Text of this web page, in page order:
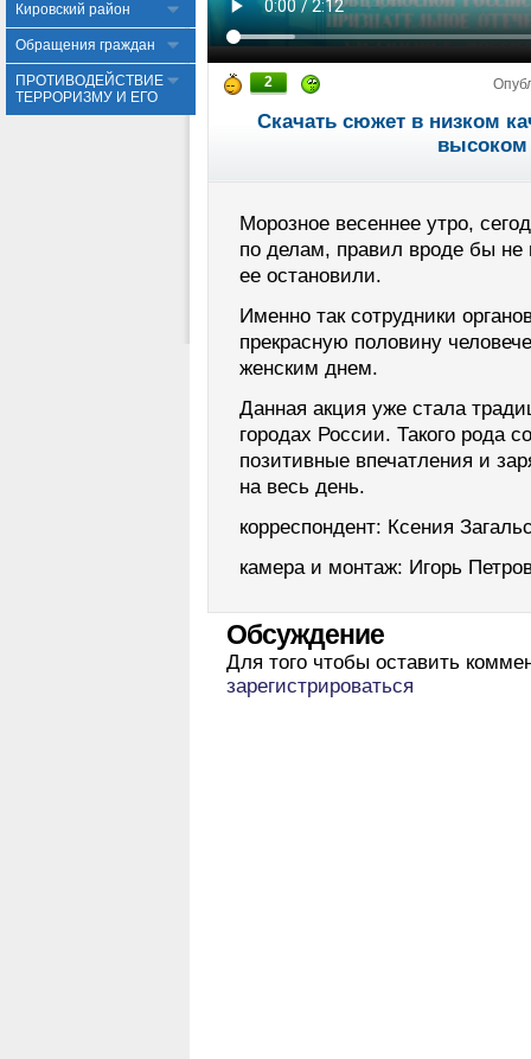
Кировский район
Обращения граждан
ПРОТИВОДЕЙСТВИЕ
ТЕРРОРИЗМУ И ЕГО
2
Скачать сюжет в низком
высоком
Морозное весеннее утро,
по делам, правил вроде бы
ее остановили.
Именно так сотрудники
прекрасную половину
женским днем.
Данная акция уже стала
городах России. Такого рода
позитивные впечатления и
на весь день.
корреспондент: Ксения
камера и монтаж: Игорь
Обсуждение
Для того чтобы оставить
зарегистрироваться